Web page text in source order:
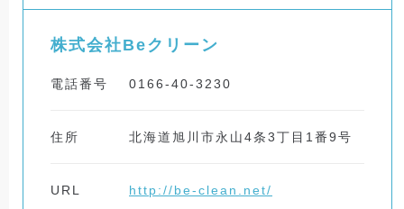
株式会社Beクリーン
電話番号 0166-40-3230
住所 北海道旭川市永山4条3丁目1番9号
URL http://be-clean.net/